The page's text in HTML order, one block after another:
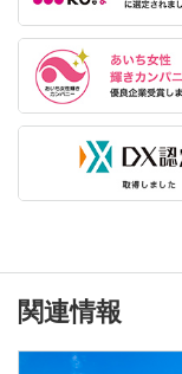
関連情報